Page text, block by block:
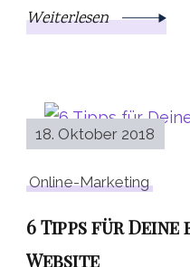
Weiterlesen
18. Oktober 2018
Online-Marketing
6 Tipps für
Website